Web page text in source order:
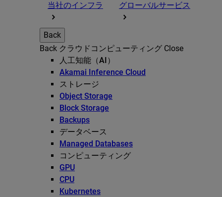
当社のインフラ グローバルサービス
Back
Back クラウドコンピューティング Close
人工知能（AI）
Akamai Inference Cloud
ストレージ
Object Storage
Block Storage
Backups
データベース
Managed Databases
コンピューティング
GPU
CPU
Kubernetes